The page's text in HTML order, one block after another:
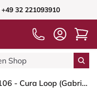
+49 32 221093910
HÅG Capisco 8106 - Cura Loop (Gabriel) - Recyceltes Polyester - CLP60109 - Grey - Silber - 265 mm (Sitzhöhe 53-79cm) - Bodengleiter